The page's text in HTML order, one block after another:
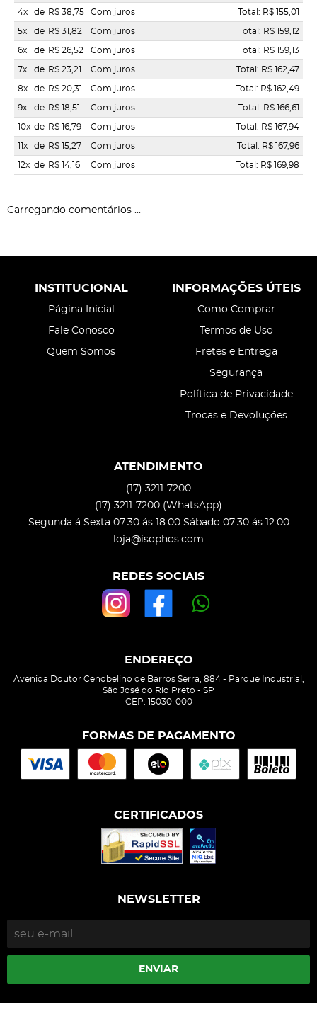
4x de R$ 38,75 Com juros Total: R$ 155,01
5x de R$ 31,82 Com juros Total: R$ 159,12
6x de R$ 26,52 Com juros Total: R$ 159,13
7x de R$ 23,21 Com juros Total: R$ 162,47
8x de R$ 20,31 Com juros Total: R$ 162,49
9x de R$ 18,51 Com juros Total: R$ 166,61
10x de R$ 16,79 Com juros Total: R$ 167,94
11x de R$ 15,27 Com juros Total: R$ 167,96
12x de R$ 14,16 Com juros Total: R$ 169,98
Carregando comentários ...
INSTITUCIONAL
Página Inicial
Fale Conosco
Quem Somos
INFORMAÇÕES ÚTEIS
Como Comprar
Termos de Uso
Fretes e Entrega
Segurança
Política de Privacidade
Trocas e Devoluções
ATENDIMENTO
(17) 3211-7200
(17) 3211-7200 (WhatsApp)
Segunda á Sexta 07:30 ás 18:00 Sábado 07:30 ás 12:00
loja@isophos.com
REDES SOCIAIS
ENDEREÇO
Avenida Doutor Cenobelino de Barros Serra, 884- Parque Industrial,
São José do Rio Preto - SP
CEP: 15030-000
FORMAS DE PAGAMENTO
CERTIFICADOS
NEWSLETTER
ENVIAR